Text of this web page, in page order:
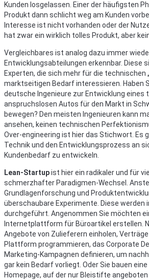
Kunden losgelassen. Einer der häufigsten
Produkt dann schlicht weg am Kunden
Interesse ist nicht vorhanden oder der
hat zwar ein wirklich tolles Produkt, aber
Vergleichbares ist analog dazu immer
Entwicklungsabteilungen erkennbar. Diese
Experten, die sich mehr für die technischen
marktseitigen Bedarf interessieren. Haben
deutsche Ingenieure zur Entwicklung eines
anspruchslosen Autos für den Markt in
bewegen? Den meisten Ingenieuren kann
ansehen, keinen technischen
Over-engineering ist hier das Stichwort. Es
Technik und den Entwicklungsprozess an
Kundenbedarf zu entwickeln.
Lean-Startupist hier ein radikaler und für
schmerzhafter Paradigmen-Wechsel.
Grundlagenforschung und
überschaubare Experimente. Diese werden
durchgeführt. Angenommen Sie möchten
Internetplattform für Büroartikel erstellen.
Angebote von Zulieferern einholen,
Plattform programmieren, das Corporate
Marketing-Kampagnen definieren, um
gar kein Bedarf vorliegt. Oder Sie bauen
Homepage, auf der nur Bleistifte